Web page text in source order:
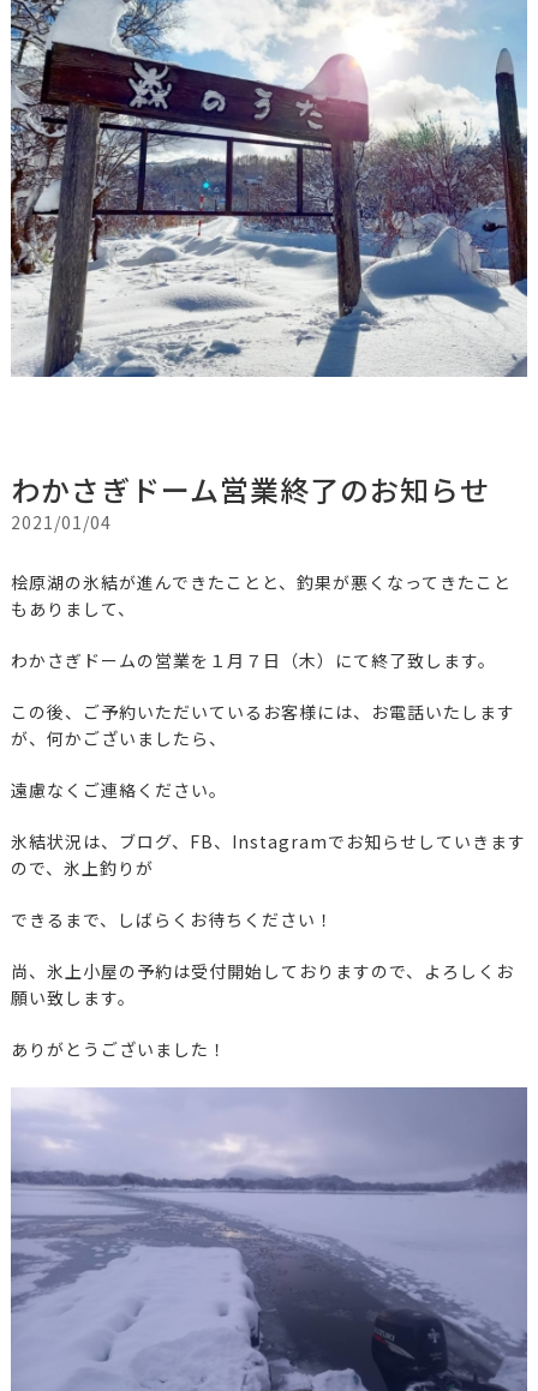
わかさぎドーム営業終了のお知らせ
2021/01/04
桧原湖の氷結が進んできたことと、釣果が悪くなってきたこと
もありまして、
わかさぎドームの営業を１月７日（木）にて終了致します。
この後、ご予約いただいているお客様には、お電話いたします
が、何かございましたら、
遠慮なくご連絡ください。
氷結状況は、ブログ、FB、Instagramでお知らせしていきます
ので、氷上釣りが
できるまで、しばらくお待ちください！
尚、氷上小屋の予約は受付開始しておりますので、よろしくお
願い致します。
ありがとうございました！